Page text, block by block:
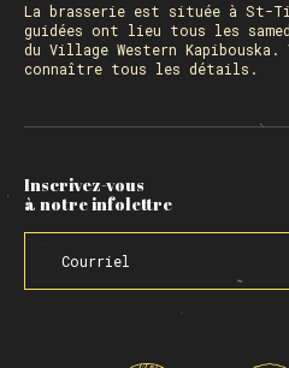
La brasserie est située à St-
guidées ont lieu tous les
du Village Western
connaître tous les détails.
Inscrivez-vous
à notre infolettre